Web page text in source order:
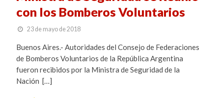
con los Bomberos Voluntarios
23 de mayo de 2018
Buenos Aires.- Autoridades del Consejo de Federaciones
de Bomberos Voluntarios de la República Argentina
fueron recibidos por la Ministra de Seguridad de la
Nación […]